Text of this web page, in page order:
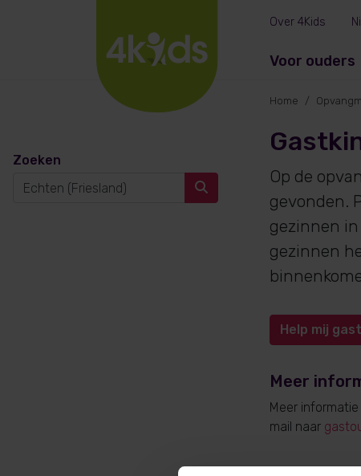
Voor ouders
Over 4Kids
Zoeken
Home
Op de
gevonden.
gezinnen
gezinnen
Help mij
Meer
Meer
mail naar